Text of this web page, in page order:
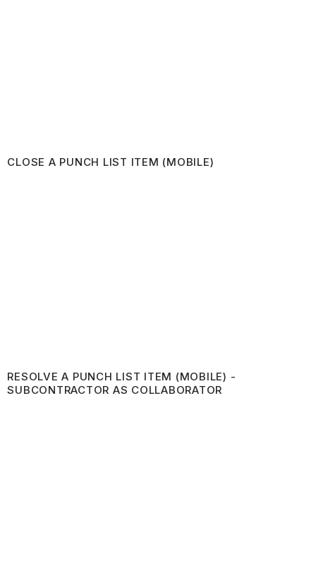
CLOSE A PUNCH LIST ITEM (MOBILE)
RESOLVE A PUNCH LIST ITEM (MOBILE) -
SUBCONTRACTOR AS COLLABORATOR